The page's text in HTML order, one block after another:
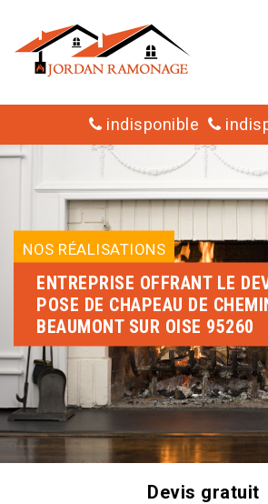
indisponible
NOS RÉALISATIONS
ENTREPRISE OFFRANT LE
POSE DE CHAPEAU DE
BEAUMONT SUR OISE 95260
Devis gratuit